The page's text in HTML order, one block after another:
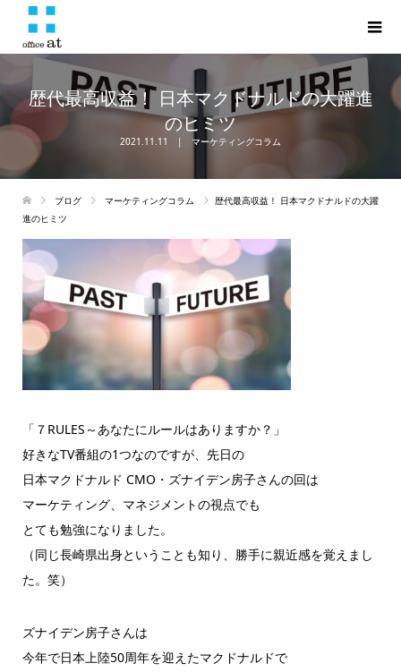
歴代最高収益！ 日本マクドナルドの大躍進
のヒミツ
2021.11.11 マーケティングコラム
ブログ マーケティングコラム
歴代最高収益！ 日本マクドナルドの大躍
進のヒミツ
「７RULES～あなたにルールはありますか？」
好きなTV番組の1つなのですが、先日の
日本マクドナルド CMO・ズナイデン房子さんの回は
マーケティング、マネジメントの視点でも
とても勉強になりました。
（同じ長崎県出身ということも知り、勝手に親近感を覚えまし
た。 笑）
ズナイデン房子さんは
今年で日本上陸50周年を迎えたマクドナルドで